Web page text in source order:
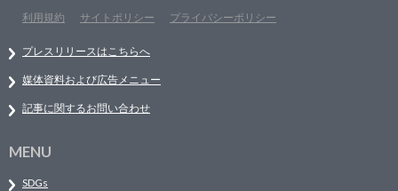
利用規約
サイトポリシー プライバシーポリシー
プレスリリースはこちらへ
媒体資料および広告メニュー
記事に関するお問い合わせ
MENU
SDGs